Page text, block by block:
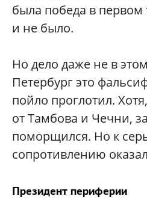
была победа в первом
и не было.
Но дело даже не в
Петербург это
пойло проглотил.
от Тамбова и Чечни,
поморщился. Но к
сопротивлению
Президент периферии